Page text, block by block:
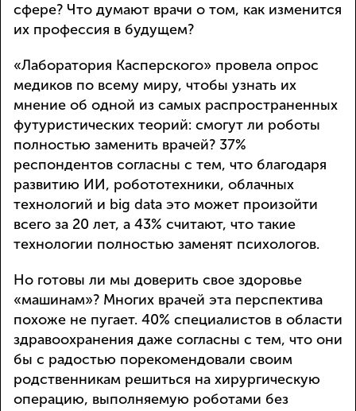
сфере? Что думают врачи о том, как изменится
их профессия в будущем?
«Лаборатория Касперского» провела опрос
медиков по всему миру, чтобы узнать их
мнение об одной из самых распространенных
футуристических теорий: смогут ли роботы
полностью заменить врачей? 37%
респондентов согласны с тем, что благодаря
развитию ИИ, робототехники, облачных
технологий и big data это может произойти
всего за 20 лет, а 43% считают, что такие
технологии полностью заменят психологов.
Но готовы ли мы доверить свое здоровье
«машинам»? Многих врачей эта перспектива
похоже не пугает. 40% специалистов в области
здравоохранения даже согласны с тем, что они
бы с радостью порекомендовали своим
родственникам решиться на хирургическую
операцию, выполняемую роботами без